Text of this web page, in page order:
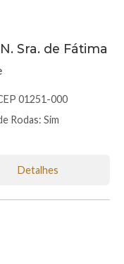
Sra. de Fátima
01251-000
Rodas: Sim
Detalhes